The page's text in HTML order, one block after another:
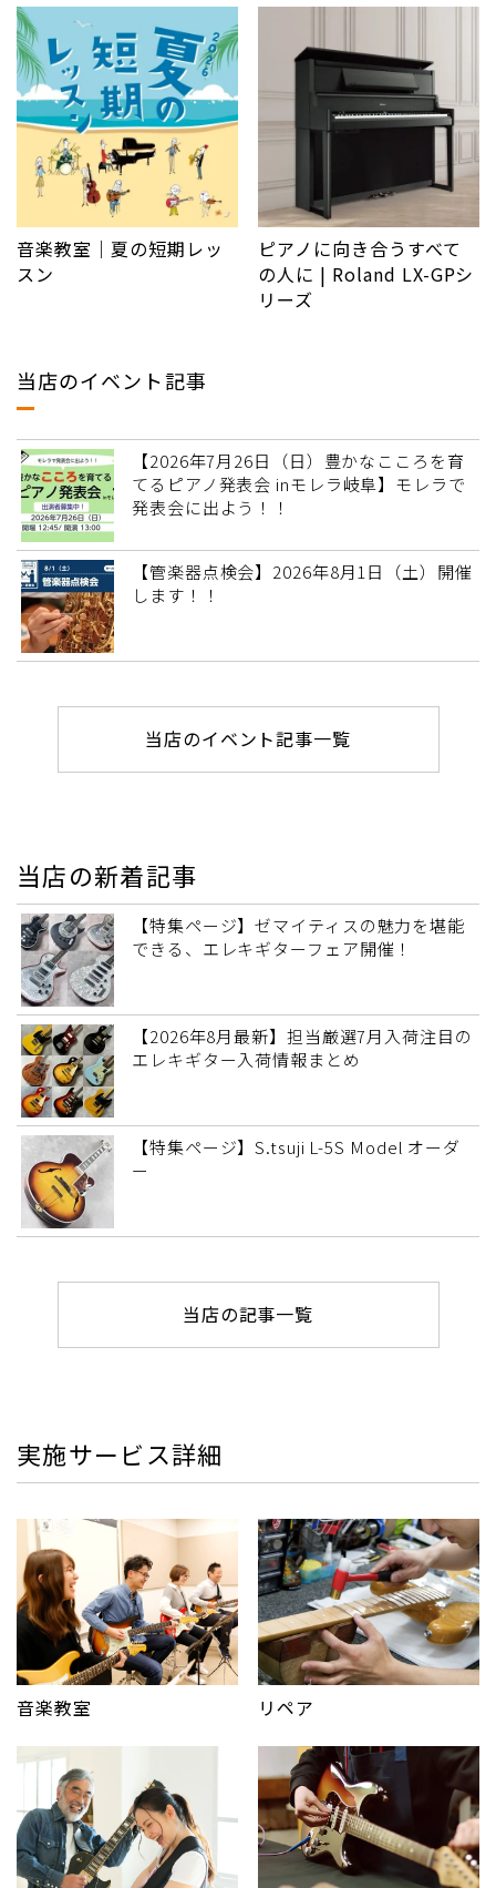
音楽教室｜夏の短期レッ
スン
ピアノに向き合うすべて
の人に | Roland LX-GPシ
リーズ
当店のイベント記事
【2026年7月26日（日）豊かなこころを育
てるピアノ発表会 inモレラ岐阜】モレラで
発表会に出よう！！
【管楽器点検会】2026年8月1日（土）開催
します！！
当店のイベント記事一覧
当店の新着記事
【特集ページ】ゼマイティスの魅力を堪能
できる、エレキギターフェア開催！
【2026年8月最新】担当厳選7月入荷注目の
エレキギター入荷情報まとめ
【特集ページ】S.tsuji L-5S Model オーダ
ー
当店の記事一覧
実施サービス詳細
音楽教室 リペア